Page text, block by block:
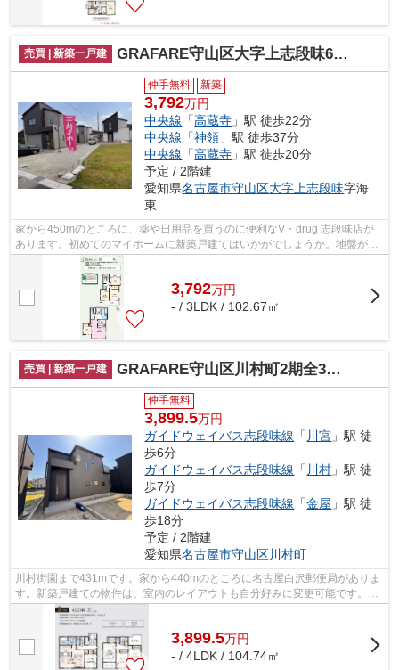
売買 | 新築一戸建 GRAFARE守山区大字上志段味6期4棟【仲介手数料無料 上志段味東小 志段味中】
仲手無料 新築
3,792万円
中央線 「高蔵寺 」駅 徒歩22分
中央線 「神領 」駅 徒歩37分
中央線 「高蔵寺 」駅 徒歩20分
予定 / 2階建
愛知県名古屋市守山区大字上志段味字海
東
家から450mのところに、薬や日用品を買うのに便利なV・drug 志段味店が
あります。初めてのマイホームに新築戸建てはいかがでしょうか。地盤が弱
いと大惨事になりかねませんので地盤調...
3,792万円
- / 3LDK / 102.67㎡
売買 | 新築一戸建 GRAFARE守山区川村町2期全3棟【仲介手数料無料 白沢小 守山区北中】
仲手無料
3,899.5万円
ガイドウェイバス志段味線 「 川宮 」駅 徒
歩6分
ガイドウェイバス志段味線 「 川村 」駅 徒
歩7分
ガイドウェイバス志段味線 「金屋 」駅 徒
歩18分
予定 / 2階建
愛知県名古屋市守山区川村町
川村街園まで431mです。家から440mのところに名古屋白沢郵便局がありま
す。新築戸建ての物件は、室内のレイアウトも自分好みに変更可能です。光
熱費を抑えることのできる省エネ対策済...
3,899.5万円
- / 4LDK / 104.74㎡